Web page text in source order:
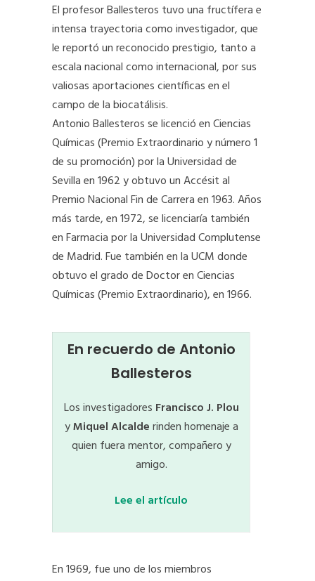
El profesor Ballesteros tuvo una fructífera e
intensa trayectoria como investigador, que
le reportó un reconocido prestigio, tanto a
escala nacional como internacional, por sus
valiosas aportaciones científicas en el
campo de la biocatálisis.
Antonio Ballesteros se licenció en Ciencias
Químicas (Premio Extraordinario y número 1
de su promoción) por la Universidad de
Sevilla en 1962 y obtuvo un Accésit al
Premio Nacional Fin de Carrera en 1963. Años
más tarde, en 1972, se licenciaría también
en Farmacia por la Universidad Complutense
de Madrid. Fue también en la UCM donde
obtuvo el grado de Doctor en Ciencias
Químicas (Premio Extraordinario), en 1966.
En recuerdo de Antonio
Ballesteros
Los investigadores Francisco J. Plou
yMiquel Alcalderinden homenaje a
quien fuera mentor, compañero y
amigo.
Lee el artículo
En 1969, fue uno de los miembros